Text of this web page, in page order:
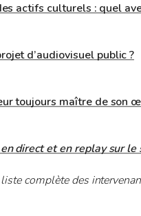
actifs culturels : quel
d’audiovisuel public ?
toujours maître de son
direct et en replay sur le
complète des